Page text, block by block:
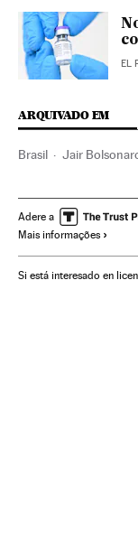
EL
ARQUIVADO EM
Brasil Jair
Coronavirus Crisis
Coronavirus Covid-19
Eduardo Pazuello
Adere a
Mais informações
Si está interesado en